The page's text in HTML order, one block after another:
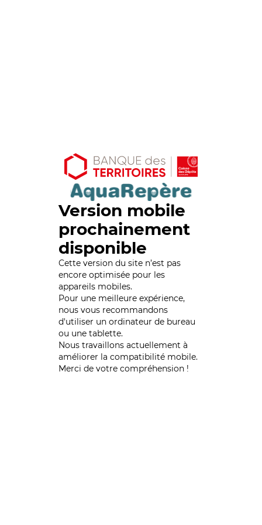
Version mobile
prochainement
disponible
Cette version du site n’est pas
encore optimisée pour les
appareils mobiles.
Pour une meilleure expérience,
nous vous recommandons
d'utiliser un ordinateur de bureau
ou une tablette.
Nous travaillons actuellement à
améliorer la compatibilité mobile.
Merci de votre compréhension !